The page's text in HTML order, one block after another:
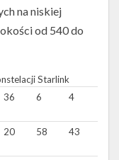
na niskiej
od 540 do
Starlink
36 6 4
20 58 43